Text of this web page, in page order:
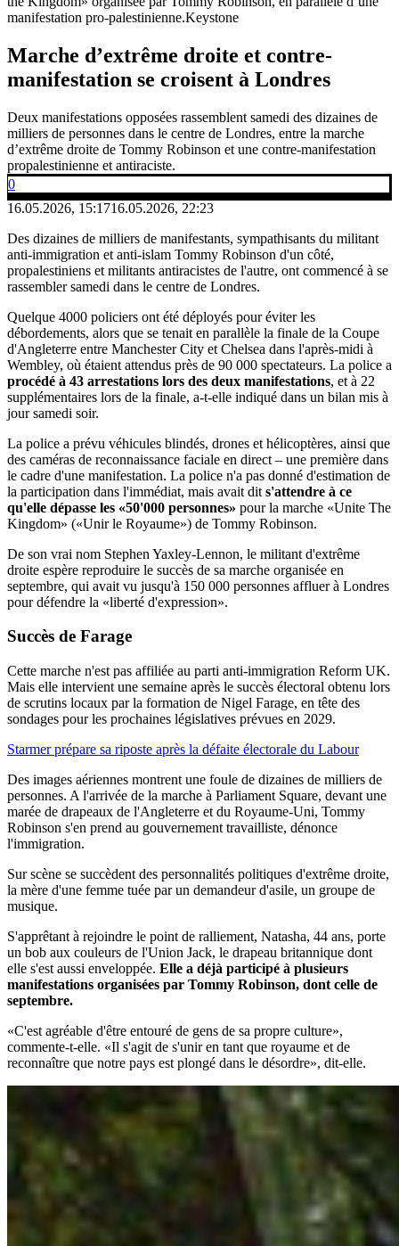
manifestation pro-palestinienne.Keystone
Marche d’extrême droite et contre-
manifestation se croisent à Londres
Deux manifestations opposées rassemblent samedi des dizaines de
milliers de personnes dans le centre de Londres, entre la marche
d’extrême droite de Tommy Robinson et une contre-manifestation
propalestinienne et antiraciste.
0
16.05.2026, 15:1716.05.2026, 22:23
Des dizaines de milliers de manifestants, sympathisants du militant
anti-immigration et anti-islam Tommy Robinson d'un côté,
propalestiniens et militants antiracistes de l'autre, ont commencé à se
rassembler samedi dans le centre de Londres.
Quelque 4000 policiers ont été déployés pour éviter les
débordements, alors que se tenait en parallèle la finale de la Coupe
d'Angleterre entre Manchester City et Chelsea dans l'après-midi à
Wembley, où étaient attendus près de 90 000 spectateurs. La police a
procédé à 43 arrestations lors des deux manifestations, et à 22
supplémentaires lors de la finale, a-t-elle indiqué dans un bilan mis à
jour samedi soir.
La police a prévu véhicules blindés, drones et hélicoptères, ainsi que
des caméras de reconnaissance faciale en direct – une première dans
le cadre d'une manifestation. La police n'a pas donné d'estimation de
la participation dans l'immédiat, mais avait dit s'attendre à ce
qu'elle dépasse les «50'000 personnes» pour la marche «Unite The
Kingdom» («Unir le Royaume») de Tommy Robinson.
De son vrai nom Stephen Yaxley-Lennon, le militant d'extrême
droite espère reproduire le succès de sa marche organisée en
septembre, qui avait vu jusqu'à 150 000 personnes affluer à Londres
pour défendre la «liberté d'expression».
Succès de Farage
Cette marche n'est pas affiliée au parti anti-immigration Reform UK.
Mais elle intervient une semaine après le succès électoral obtenu lors
de scrutins locaux par la formation de Nigel Farage, en tête des
sondages pour les prochaines législatives prévues en 2029.
Starmer prépare sa riposte après la défaite électorale du Labour
Des images aériennes montrent une foule de dizaines de milliers de
personnes. A l'arrivée de la marche à Parliament Square, devant une
marée de drapeaux de l'Angleterre et du Royaume-Uni, Tommy
Robinson s'en prend au gouvernement travailliste, dénonce
l'immigration.
Sur scène se succèdent des personnalités politiques d'extrême droite,
la mère d'une femme tuée par un demandeur d'asile, un groupe de
musique.
S'apprêtant à rejoindre le point de ralliement, Natasha, 44 ans, porte
un bob aux couleurs de l'Union Jack, le drapeau britannique dont
elle s'est aussi enveloppée. Elle a déjà participé à plusieurs
manifestations organisées par Tommy Robinson, dont celle de
septembre.
«C'est agréable d'être entouré de gens de sa propre culture»,
commente-t-elle. «Il s'agit de s'unir en tant que royaume et de
reconnaître que notre pays est plongé dans le désordre», dit-elle.